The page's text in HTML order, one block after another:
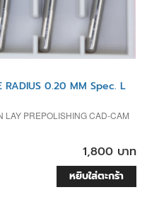
RADIUS 0.20 MM Spec. L
LAY PREPOLISHING CAD-CAM
1,800 บาท
หยิบใส่ตะกร้า